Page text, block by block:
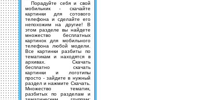
Порадуйте себя и свой
мобильник - скачайте
картинки для сотового
телефона и сделайте его
непохожим на другие! В
этом разделе вы найдете
множество бесплатных
картинок для мобильного
телефона любой модели.
Все картинки разбиты по
тематикам и находятся в
архивах. Скачать
бесплатно скачать
картинки и логотипы
просто - зайдите в нужный
раздел и нажмите Скачать.
Множество тематик,
разбитых по разделам и